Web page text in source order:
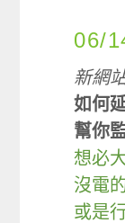
06/
新網
如何
幫你
想必
沒電
或是